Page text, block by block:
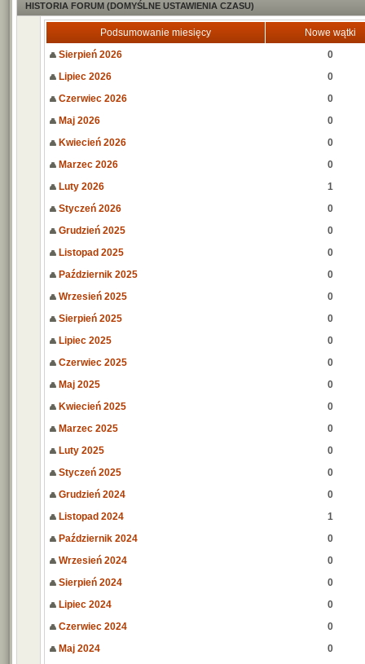
HISTORIA FORUM (DOMYŚLNE USTAWIENIA CZASU)
Podsumowanie miesięcy
Nowe wątki
Sierpień 2026
0
Lipiec 2026
0
Czerwiec 2026
0
Maj 2026
0
Kwiecień 2026
0
Marzec 2026
0
Luty 2026
1
Styczeń 2026
0
Grudzień 2025
0
Listopad 2025
0
Październik 2025
0
Wrzesień 2025
0
Sierpień 2025
0
Lipiec 2025
0
Czerwiec 2025
0
Maj 2025
0
Kwiecień 2025
0
Marzec 2025
0
Luty 2025
0
Styczeń 2025
0
Grudzień 2024
0
Listopad 2024
1
Październik 2024
0
Wrzesień 2024
0
Sierpień 2024
0
Lipiec 2024
0
Czerwiec 2024
0
Maj 2024
0